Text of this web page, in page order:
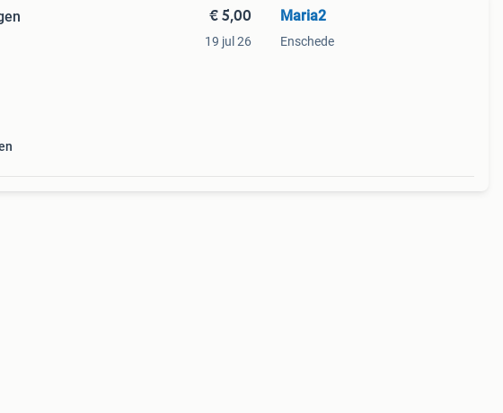
€ 5,00
19 jul 26
Maria2
Enschede